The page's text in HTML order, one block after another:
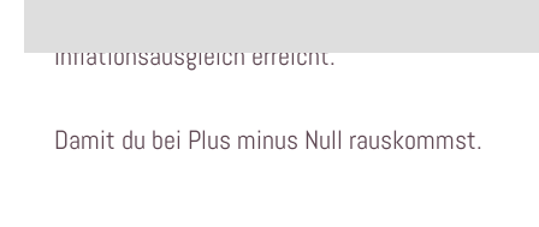
Inflationsausgleich erreicht.
Damit du bei Plus minus Null rauskommst.​​​​​​​